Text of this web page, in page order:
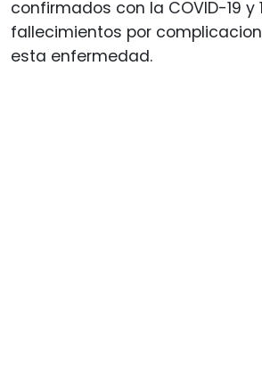
confirmados con la COVID-19 y
fallecimientos por
esta enfermedad.